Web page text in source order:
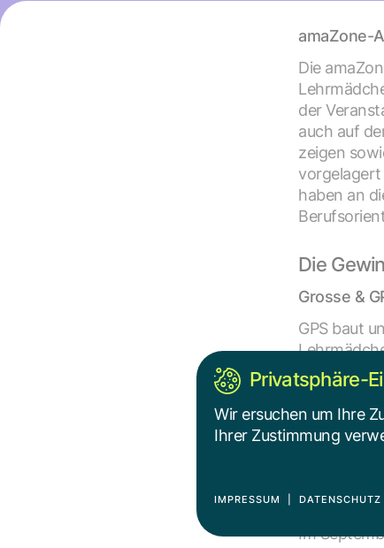
amaZone-
Die
der
auch auf
zeigen
haben an
Die
Grosse &
GPS baut
bewusste
auch auf
Im
Privatsphäre-
Wir ersuchen um Ihre
Ihrer Zustimmung
IMPRESSUM DATENSCHUTZ